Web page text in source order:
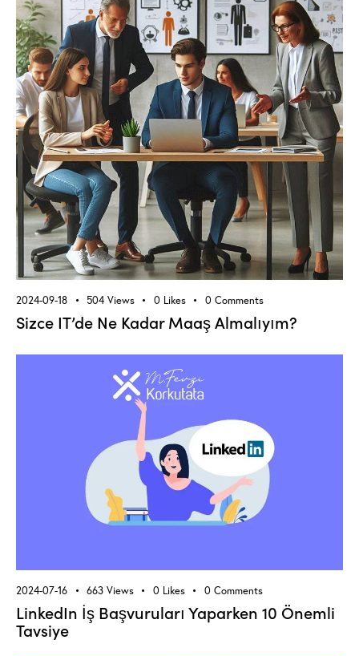
2024-09-18 504 Views 0 Likes 0 Comments
Sizce IT’de Ne Kadar Maaş Almalıyım?
2024-07-16 663 Views 0 Likes 0 Comments
LinkedIn İş Başvuruları Yaparken 10 Önemli
Tavsiye